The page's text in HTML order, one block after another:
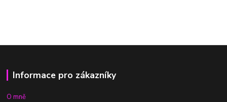
Informace pro zákazníky
O mně